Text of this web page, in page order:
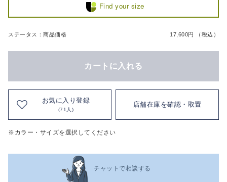
Find your size
ステータス：商品価格 17,600円 （税込）
カートに入れる
お気に入り登録
(71人)
店舗在庫を確認・取置
※カラー・サイズを選択してください
チャットで相談する